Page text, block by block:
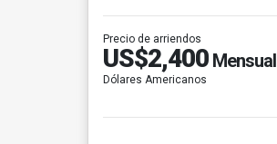
Precio de arriendos
US$2,400 Mensual
Dólares Americanos